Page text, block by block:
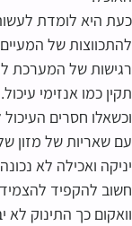
כעת היא לומדת
להתכווצות של
רגישות של המערכת
תקין כמו אנזימי עיכול.
וכשאלו חסרים
עם שאריות של מזון
יניקה ואכילה לא
חשוב להקפיד
וואקום כך התינוק לא